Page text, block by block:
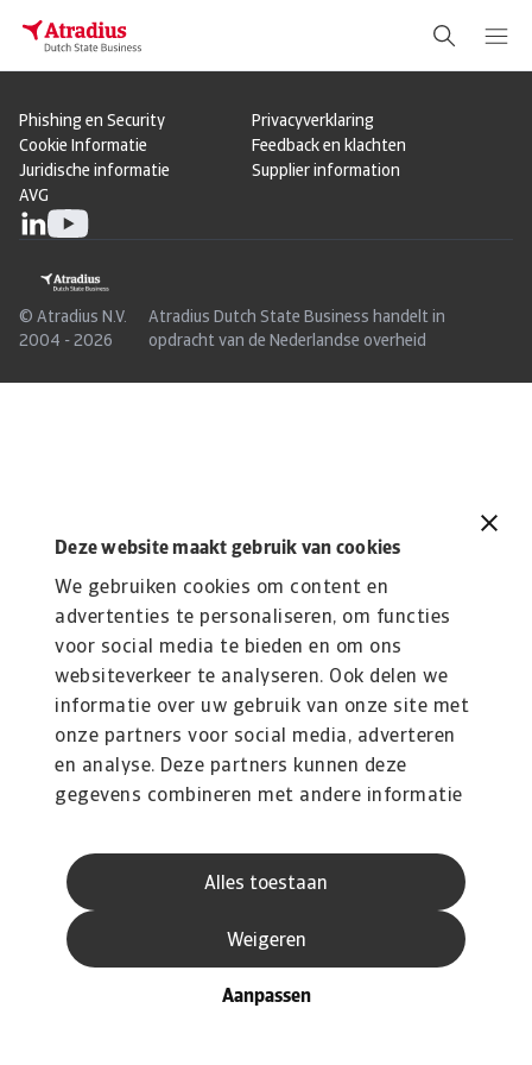
Deze website maakt gebruik van cookies
We gebruiken cookies om content en
advertenties te personaliseren, om functies
voor social media te bieden en om ons
websiteverkeer te analyseren. Ook delen we
informatie over uw gebruik van onze site met
onze partners voor social media, adverteren
en analyse. Deze partners kunnen deze
gegevens combineren met andere informatie
verzameld op basis van uw gebruik van hun
services.
Alles toestaan
Aanpassen
Weigeren
Phishing en Security
Privacyverklaring
Cookie Informatie
Feedback en klachten
Juridische informatie
Supplier information
AVG
© Atradius N.V.
2004 - 2026
Atradius Dutch State Business handelt in
opdracht van de Nederlandse overheid